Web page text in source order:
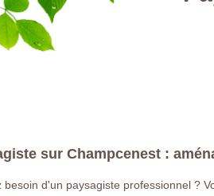
sur Champcenest :
besoin d'un paysagiste professionnel ?